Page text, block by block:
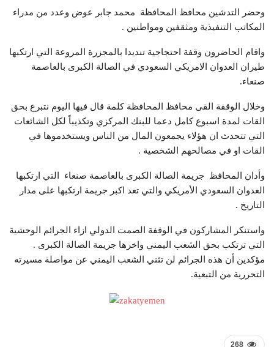
وحضر التدشين محافظ المحافظة محمد جابر عوض وعدد من مدراء
المكاتب التنفيذية ومثقفين ومواطنين .
واقام الحاضرون وقفة احتجاجية تنديدا بالمجزرة المروعة التي ارتكبها
طيران العدوان الامريكي السعودي في الصالة الكبرى بالعاصمة
صنعاء.
وخلال الوقفة القى محافظ المحافظة كلمة قال فيها اليوم نتبرع بحق
القات لمدة اسبوع كامل دعما للبنك المركزي وتكذيباً لكل الشائعات
التي تتحدث ان هؤلاء يجمعون المال من الناس ويستخدموها في
القات او في مصالحهم الشخصية .
وأدان المحافظ جريمة الصالة الكبرى بالعاصمة صنعاء التي ارتكبها
العدوان السعودي الأمريكي والتي تعد اكبر جريمة ارتكبها على مدار
التاريخ .
واستنكر المشاركون في الوقفة الصمت الدولي ازاء الجرائم الوحشية
التي ترتكب بحق الشعب اليمني واخرها جريمة الصالة الكبرى .
مؤكدين أن هذه الجرائم لن تثني الشعب اليمني عن مواصلة مسيرته
التحررية من التبعية.
268